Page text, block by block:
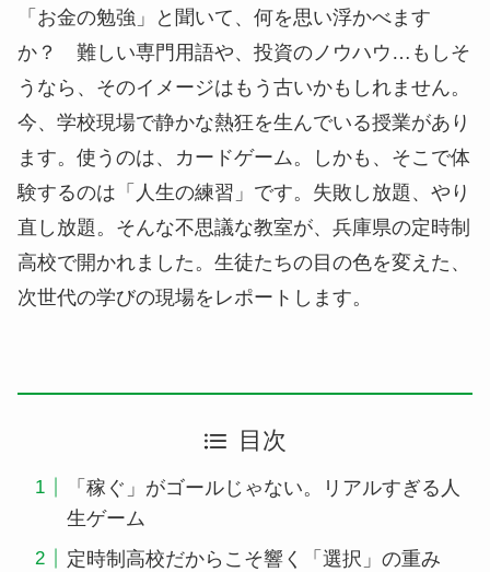
「お金の勉強」と聞いて、何を思い浮かべます
か？ 難しい専門用語や、投資のノウハウ…もしそ
うなら、そのイメージはもう古いかもしれません。
今、学校現場で静かな熱狂を生んでいる授業があり
ます。使うのは、カードゲーム。しかも、そこで体
験するのは「人生の練習」です。失敗し放題、やり
直し放題。そんな不思議な教室が、兵庫県の定時制
高校で開かれました。生徒たちの目の色を変えた、
次世代の学びの現場をレポートします。
目次
「稼ぐ」がゴールじゃない。リアルすぎる人
生ゲーム
定時制高校だからこそ響く「選択」の重み